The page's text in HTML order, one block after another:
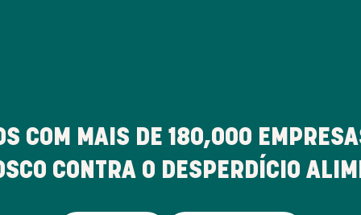
COM MAIS DE 180,000
CONTRA O DESPERDÍCIO